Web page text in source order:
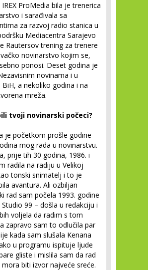
ProMedia bila je trenerica
i sarađivala sa
za razvoj radio stanica u
Mediacentra Sarajevo
Rautersov trening za trenere
novinarstvo kojim se,
ponosi. Deset godina je
novinama i u
BiH, a nekoliko godina i na
mreža.
tvoji novinarski počeci?
je početkom prošle godine
mog rada u novinarstvu.
prije tih 30 godina, 1986. i
radila na radiju u Velikoj
tonski snimatelj i to je
avantura. Ali ozbiljan
rad sam počela 1993. godine
99 – došla u redakciju i
voljela da radim s tom
zapravo sam to odlučila par
kada sam slušala Kenana
u programu ispituje ljude
gliste i mislila sam da rad
biti izvor najveće sreće.